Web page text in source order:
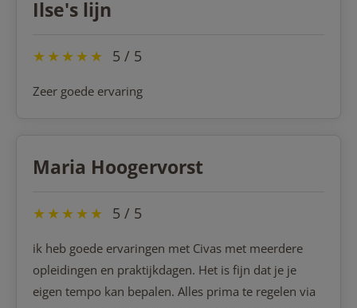
Ilse's lijn
★★★★★ 5 / 5
Zeer goede ervaring
Maria Hoogervorst
★★★★★ 5 / 5
ik heb goede ervaringen met Civas met meerdere
opleidingen en praktijkdagen. Het is fijn dat je je
eigen tempo kan bepalen. Alles prima te regelen via